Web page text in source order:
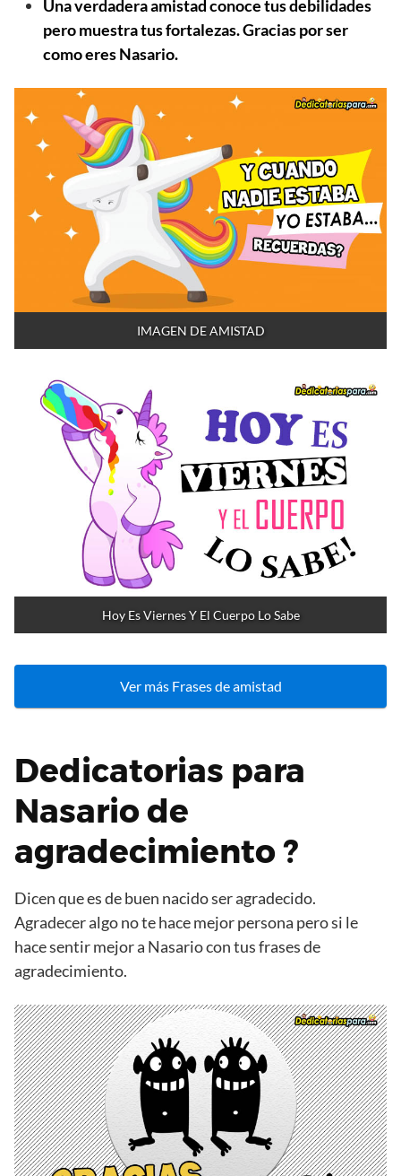
Una verdadera amistad conoce tus debilidades
pero muestra tus fortalezas. Gracias por ser
como eres Nasario.
IMAGEN DE AMISTAD
Hoy Es Viernes Y El Cuerpo Lo Sabe
Ver más Frases de amistad
Dedicatorias para
Nasario de
agradecimiento ?
Dicen que es de buen nacido ser agradecido.
Agradecer algo no te hace mejor persona pero si le
hace sentir mejor a Nasario con tus frases de
agradecimiento.